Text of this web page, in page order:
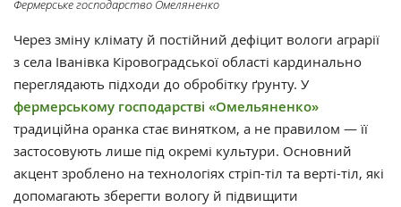
Фермерське господарство Омеляненко
Через зміну клімату й постійний дефіцит вологи аграрії
з села Іванівка Кіровоградської області кардинально
переглядають підходи до обробітку ґрунту. У
фермерському господарстві «Омельяненко»
традиційна оранка стає винятком, а не правилом — її
застосовують лише під окремі культури. Основний
акцент зроблено на технологіях стріп-тіл та верті-тіл, які
допомагають зберегти вологу й підвищити